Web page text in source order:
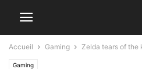
Accueil Gaming Zelda tears of the
Gaming